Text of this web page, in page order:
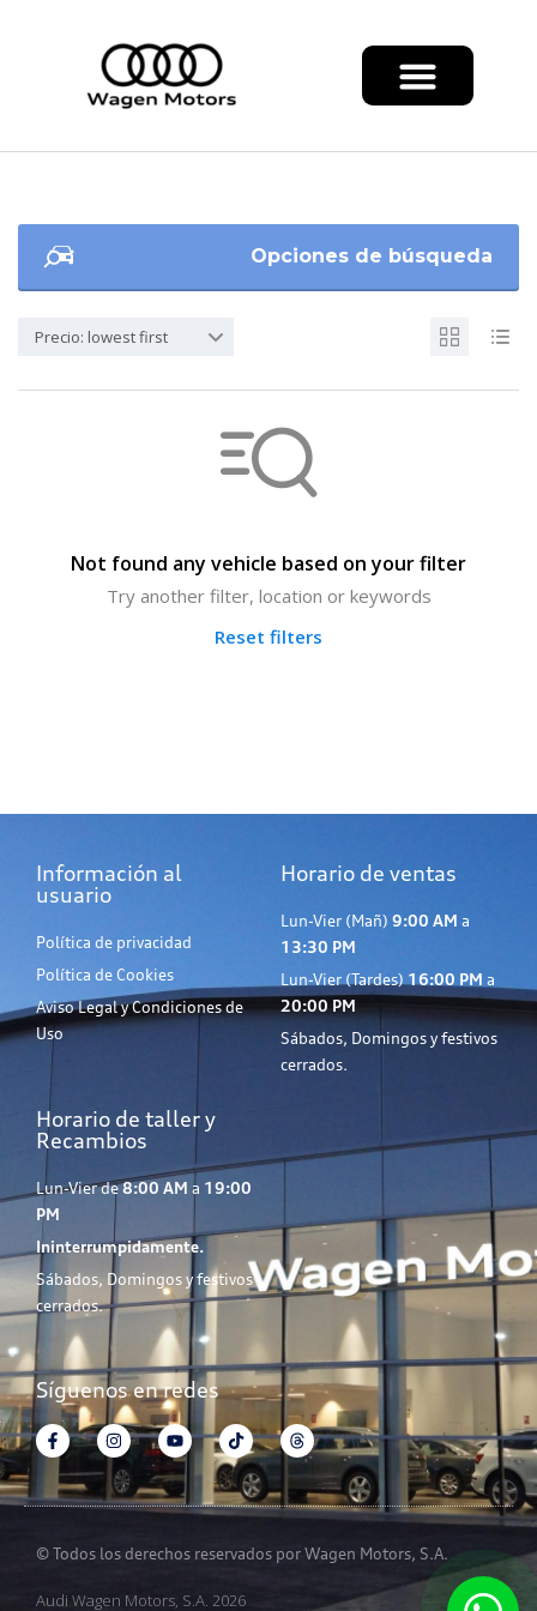
Opciones de búsqueda
Precio: lowest first
Not found any vehicle based on your filter
Try another filter, location or keywords
Reset filters
Información al
usuario
Política de privacidad
Política de Cookies
Aviso Legal y Condiciones de
Uso
Horario de ventas
Lun-Vier (Mañ) 9:00 AM a
13:30 PM
Lun-Vier (Tardes) 16:00 PM a
20:00 PM
Sábados, Domingos y festivos
cerrados.
Horario de taller y
Recambios
Lun-Vier de8:00 AM a 19:00
PM
Ininterrumpidamente.
Sábados, Domingos y festivos
cerrados.
Síguenos en redes
© Todos los derechos reservados por Wagen Motors, S.A.
Audi Wagen Motors, S.A. 2026